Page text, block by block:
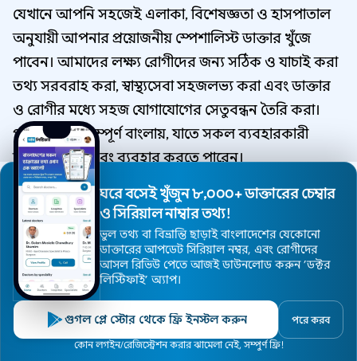
যেখানে আপনি সহজেই এলাকা, বিশেষজ্ঞতা ও হাসপাতাল
অনুযায়ী আপনার প্রয়োজনীয় স্পেশালিস্ট ডাক্তার খুঁজে
পাবেন। আমাদের লক্ষ্য রোগীদের জন্য সঠিক ও যাচাই করা
তথ্য সরবরাহ করা, স্বাস্থ্যসেবা সহজলভ্য করা এবং ডাক্তার
ও রোগীর মধ্যে সহজ যোগাযোগের সেতুবন্ধন তৈরি করা।
পুরো সাইটটি সম্পূর্ণ বাংলায়, যাতে সকল ব্যবহারকারী
সহজে বুঝতে এবং ব্যবহার করতে পারেন।
ঢাকার সকল ডাক্তার লিস্ট
ঢাকার সকল ডাক্তার লিস্ট
ঢাকা সকল হাসপাতাল সমূহ
আপনার এলাকার ডাক্তার খুঁজুন
ঢাকার সকল স্পেশালিষ্ট ডাক্তার
ডাক্তার হাসপাতাল বিশেষজ্ঞ
ঘরে বসেই খুঁজুন ৮,০০০+ ডাক্তারের চেম্বার
ও সিরিয়াল নাম্বার তথ্য!
ভুল তথ্য বা বিভ্রান্তি ছাড়াই বাংলাদেশের যেকোনো
ডাক্তারের আপডেট সিরিয়াল নম্বর, এবং রোগীদের
আসল রিভিউ পেতে আজই ডাউনলোড করুন ’ডক্টর
লিস্টিফাই’ অ্যাপ।
গুগল প্লে স্টোর থেকে ফ্রি ইনস্টল করুন পরে করব
কোন লগইন/রেজিস্ট্রেশন করার ঝামেলা নেই, সম্পুর্ণ ফ্রি!